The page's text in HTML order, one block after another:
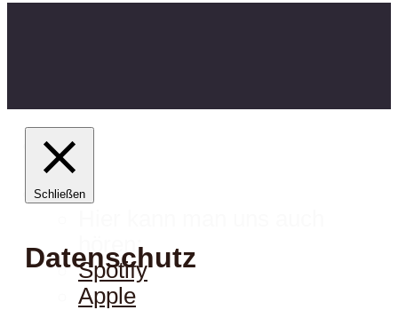
hören:
Spotify
Apple
Schließen
Datenschutz